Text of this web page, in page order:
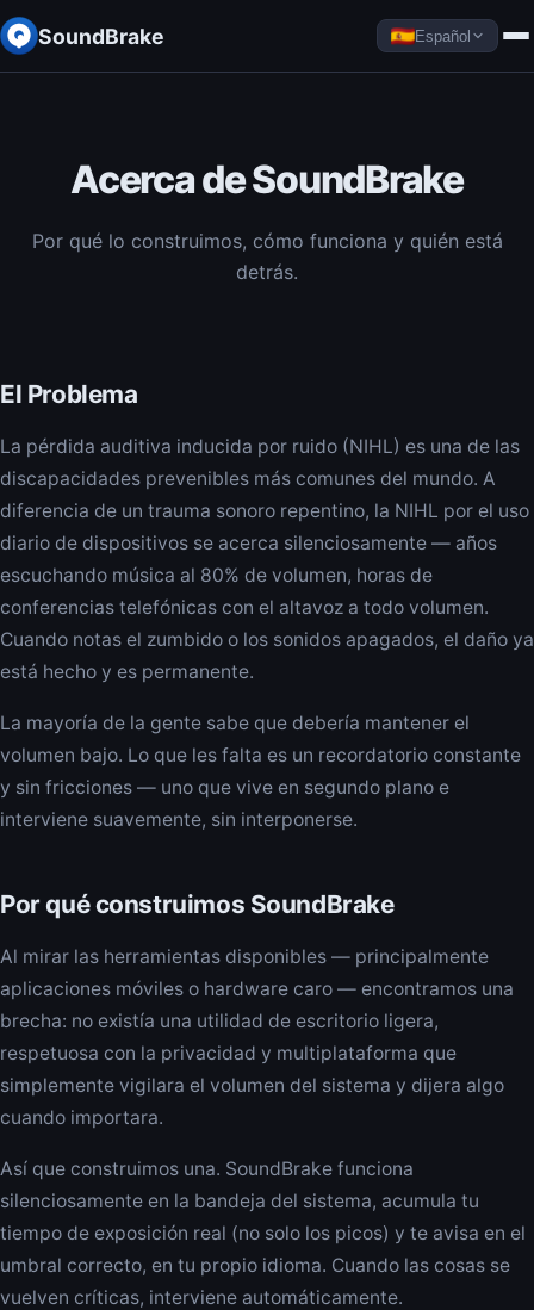
SoundBrake Español
Acerca de SoundBrake
Por qué lo construimos, cómo funciona y quién está
detrás.
El Problema
La pérdida auditiva inducida por ruido (NIHL) es una de las
discapacidades prevenibles más comunes del mundo. A
diferencia de un trauma sonoro repentino, la NIHL por el uso
diario de dispositivos se acerca silenciosamente — años
escuchando música al 80% de volumen, horas de
conferencias telefónicas con el altavoz a todo volumen.
Cuando notas el zumbido o los sonidos apagados, el daño ya
está hecho y es permanente.
La mayoría de la gente sabe que debería mantener el
volumen bajo. Lo que les falta es un recordatorio constante
y sin fricciones — uno que vive en segundo plano e
interviene suavemente, sin interponerse.
Por qué construimos SoundBrake
Al mirar las herramientas disponibles — principalmente
aplicaciones móviles o hardware caro — encontramos una
brecha: no existía una utilidad de escritorio ligera,
respetuosa con la privacidad y multiplataforma que
simplemente vigilara el volumen del sistema y dijera algo
cuando importara.
Así que construimos una. SoundBrake funciona
silenciosamente en la bandeja del sistema, acumula tu
tiempo de exposición real (no solo los picos) y te avisa en el
umbral correcto, en tu propio idioma. Cuando las cosas se
vuelven críticas, interviene automáticamente.